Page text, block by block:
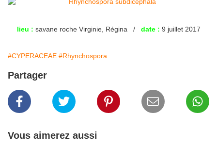
lieu : savane roche Virginie, Régina / date : 9 juillet 2017
#CYPERACEAE #Rhynchospora
Partager
Vous aimerez aussi